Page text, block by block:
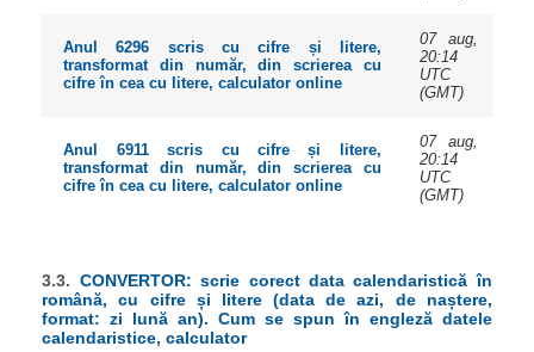
Anul 6296 scris cu cifre și litere,
transformat din număr, din scrierea cu
cifre în cea cu litere, calculator online
07 aug,
20:14
UTC
(GMT)
Anul 6911 scris cu cifre și litere,
transformat din număr, din scrierea cu
cifre în cea cu litere, calculator online
07 aug,
20:14
UTC
(GMT)
3.3. CONVERTOR: scrie corect data calendaristică în
română, cu cifre și litere (data de azi, de naștere,
format: zi lună an). Cum se spun în engleză datele
calendaristice, calculator